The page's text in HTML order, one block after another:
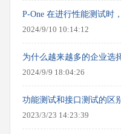
P-One 在进行性能测试时
2024/9/10 10:14:12
为什么越来越多的企业选
2024/9/9 18:04:26
功能测试和接口测试的区
2023/3/23 14:23:39